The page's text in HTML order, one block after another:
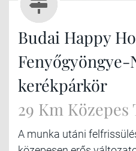
Budai Happy
Fenyőgyöngye-
kerékpárkör
29 Km Közepes
A munka utáni